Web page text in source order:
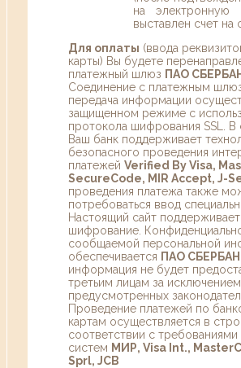
на электронную
выставлен счет на
Для оплаты (ввода
карты) Вы будете
платежный шлюз ПАО
Соединение с платежным
передача информации
защищенном режиме с
протокола шифрования SSL. В
Ваш банк поддерживает
безопасного проведения
платежей Verified By Visa,
SecureCode, MIR Accept, J-
проведения платежа также
потребоваться ввод
Настоящий сайт
шифрование.
сообщаемой персональной
обеспечивается ПАО
информация не будет
третьим лицам за исключением
предусмотренных
Проведение платежей по
картам осуществляется в
соответствии с
систем МИР, Visa Int.,
Sprl, JCB